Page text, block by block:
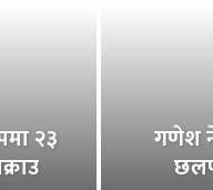
२३ गणेश